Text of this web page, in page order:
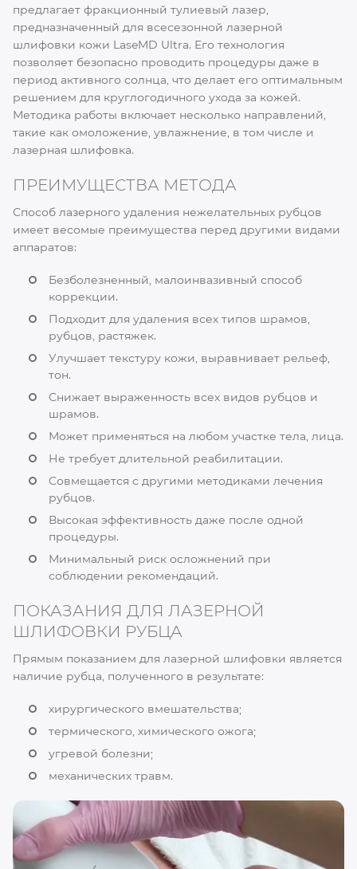
предлагает фракционный тулиевый лазер,
предназначенный для всесезонной лазерной
шлифовки кожи LaseMD Ultra. Его технология
позволяет безопасно проводить процедуры даже в
период активного солнца, что делает его оптимальным
решением для круглогодичного ухода за кожей.
Методика работы включает несколько направлений,
такие как омоложение, увлажнение, в том числе и
лазерная шлифовка.
ПРЕИМУЩЕСТВА МЕТОДА
Способ лазерного удаления нежелательных рубцов
имеет весомые преимущества перед другими видами
аппаратов:
Безболезненный, малоинвазивный способ
коррекции.
Подходит для удаления всех типов шрамов,
рубцов, растяжек.
Улучшает текстуру кожи, выравнивает рельеф,
тон.
Снижает выраженность всех видов рубцов и
шрамов.
Может применяться на любом участке тела, лица.
Не требует длительной реабилитации.
Совмещается с другими методиками лечения
рубцов.
Высокая эффективность даже после одной
процедуры.
Минимальный риск осложнений при
соблюдении рекомендаций.
ПОКАЗАНИЯ ДЛЯ ЛАЗЕРНОЙ
ШЛИФОВКИ РУБЦА
Прямым показанием для лазерной шлифовки является
наличие рубца, полученного в результате:
хирургического вмешательства;
термического, химического ожога;
угревой болезни;
механических травм.